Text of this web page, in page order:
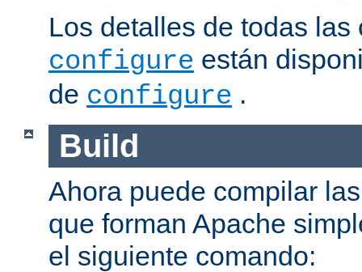
Los detalles de todas las
configure están
de configure .
Build
Ahora puede compilar
que forman Apache
el siguiente comando: